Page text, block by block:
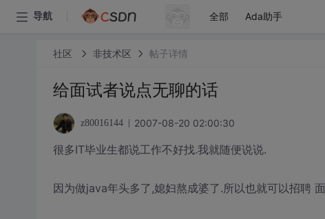
导航 全部 Ada助手
社区 非技术区 帖子详情
给面试者说点无聊的话
z80016144 2007-08-20 02:00:30
很多IT毕业生都说工作不好找.我就随便说说.
因为做java年头多了,媳妇熬成婆了.所以也就可以招聘